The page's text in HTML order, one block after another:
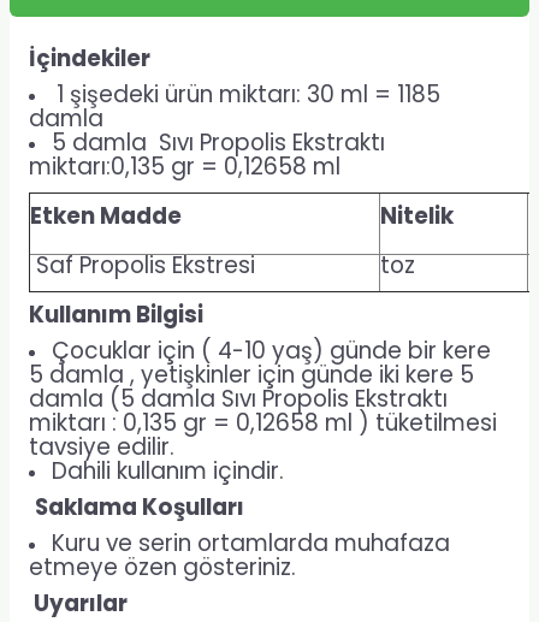
İçindekiler
1 şişedeki ürün miktarı: 30 ml = 1185
damla
5 damla Sıvı Propolis Ekstraktı
miktarı:0,135 gr = 0,12658 ml
Etken Madde
Nitelik
Saf Propolis Ekstresi
toz
Kullanım Bilgisi
Çocuklar için ( 4-10 yaş) günde bir kere
5 damla , yetişkinler için günde iki kere 5
damla (5 damla Sıvı Propolis Ekstraktı
miktarı : 0,135 gr = 0,12658 ml ) tüketilmesi
tavsiye edilir.
Dahili kullanım içindir.
Saklama Koşulları
Kuru ve serin ortamlarda muhafaza
etmeye özen gösteriniz.
Uyarılar